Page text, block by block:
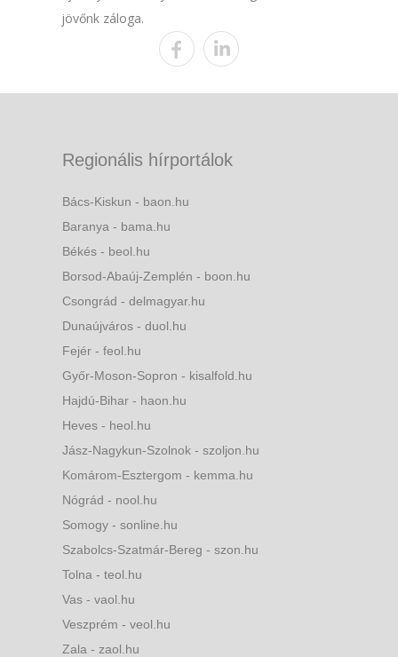
jövőnk záloga.
Regionális hírportálok
Bács-Kiskun - baon.hu
Baranya - bama.hu
Békés - beol.hu
Borsod-Abaúj-Zemplén - boon.hu
Csongrád - delmagyar.hu
Dunaújváros - duol.hu
Fejér - feol.hu
Győr-Moson-Sopron - kisalfold.hu
Hajdú-Bihar - haon.hu
Heves - heol.hu
Jász-Nagykun-Szolnok - szoljon.hu
Komárom-Esztergom - kemma.hu
Nógrád - nool.hu
Somogy - sonline.hu
Szabolcs-Szatmár-Bereg - szon.hu
Tolna - teol.hu
Vas - vaol.hu
Veszprém - veol.hu
Zala - zaol.hu